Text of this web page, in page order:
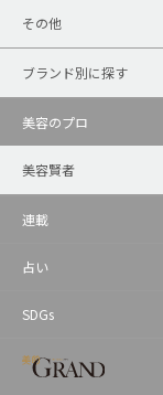
その他
ブランド別に探す
美容のプロ
美容賢者
連載
占い
SDGs